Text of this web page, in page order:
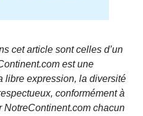
cet article sont celles d’un
est une
libre expression, la diversité
conformément à
NotreContinent.com chacun